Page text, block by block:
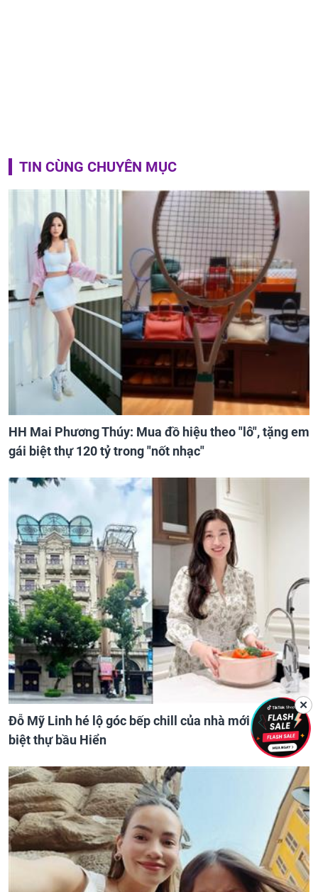
TIN CÙNG CHUYÊN MỤC
HH Mai Phương Thúy: Mua đồ hiệu theo "lô", tặng em
gái biệt thự 120 tỷ trong "nốt nhạc"
Đỗ Mỹ Linh hé lộ góc bếp chill của nhà mới - cạnh
biệt thự bầu Hiển
✕